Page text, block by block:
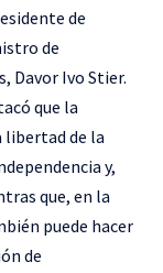
de
de
Davor Ivo Stier.
que la
libertad de la
y,
que, en la
puede hacer
de